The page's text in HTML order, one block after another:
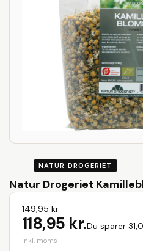
NATUR DROGERIET
Natur Drogeriet
149,95 kr.
118,95 kr.Du sparer
inkl. moms